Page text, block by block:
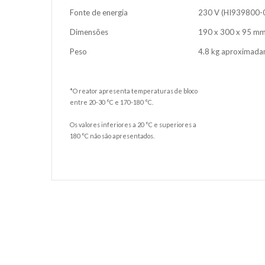
Fonte de energia 230 V (HI939800-
Dimensões 190 x 300 x 95 mm
Peso
*O reator apresenta temperaturas de bloco
entre 20-30 °C e 170-180 °C.
Os valores inferiores a 20 °C e superiores a
180 °C não são apresentados.
4.8 kg